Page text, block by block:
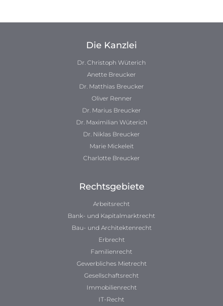
Die Kanzlei
Dr. Christoph Wüterich
Anette Breucker
Dr. Matthias Breucker
Oliver Renner
Dr. Marius Breucker
Dr. Maximilian Wüterich
Dr. Niklas Breucker
Marie Mickeleit
Charlotte Breucker
Rechtsgebiete
Arbeitsrecht
Bank- und Kapitalmarktrecht
Bau- und Architektenrecht
Erbrecht
Familienrecht
Gewerbliches Mietrecht
Gesellschaftsrecht
Immobilienrecht
IT-Recht